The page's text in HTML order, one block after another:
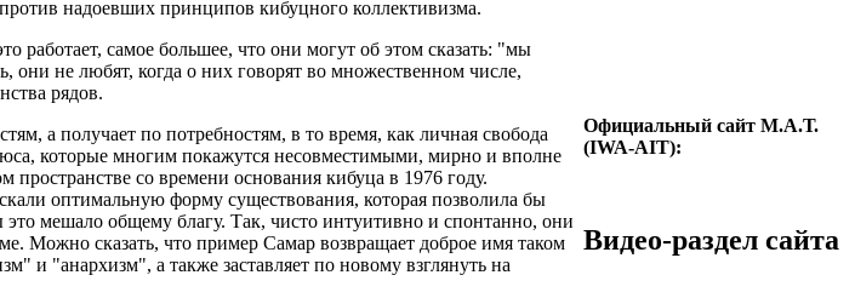
надоевших принципов кибуцного коллективизма.
работает, самое большее, что они могут об этом сказать: "мы
они не любят, когда о них говорят во множественном числе,
рядов.
а получает по потребностям, в то время, как личная свобода
которые многим покажутся несовместимыми, мирно и вполне
пространстве со времени основания кибуца в 1976 году.
оптимальную форму существования, которая позволила бы
мешало общему благу. Так, чисто интуитивно и спонтанно, они
Можно сказать, что пример Самар возвращает доброе имя таком
и "анархизм", а также заставляет по новому взглянуть на
Официальный сайт М.А.Т.
(IWA-AIT):
Видео-раздел сайта